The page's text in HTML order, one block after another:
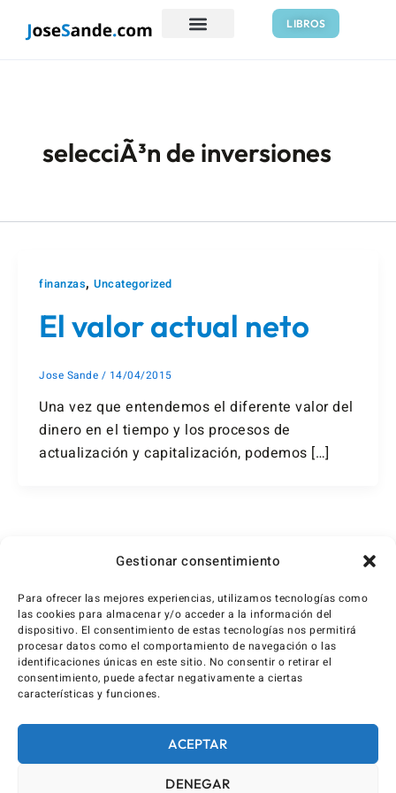
Gestionar consentimiento
Para ofrecer las mejores experiencias, utilizamos tecnologías como
las cookies para almacenar y/o acceder a la información del
dispositivo. El consentimiento de estas tecnologías nos permitirá
procesar datos como el comportamiento de navegación o las
identificaciones únicas en este sitio. No consentir o retirar el
consentimiento, puede afectar negativamente a ciertas
características y funciones.
ACEPTAR
DENEGAR
LIBROS
selecciÃ³n de inversiones
finanzas, Uncategorized
El valor actual neto
Jose Sande / 14/04/2015
Una vez que entendemos el diferente valor del
dinero en el tiempo y los procesos de
actualización y capitalización, podemos […]
de
2 3 Siguiente